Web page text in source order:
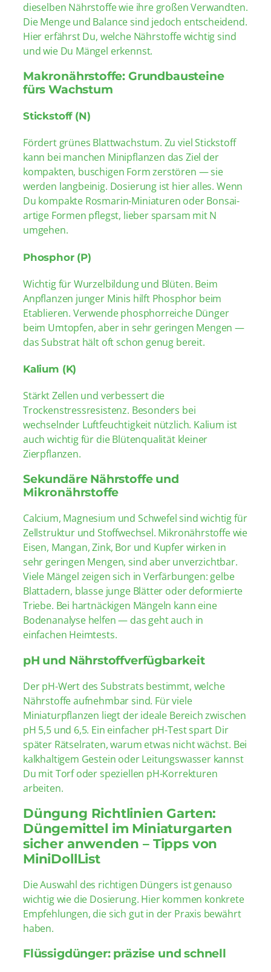
dieselben Nährstoffe wie ihre großen Verwandten.
Die Menge und Balance sind jedoch entscheidend.
Hier erfährst Du, welche Nährstoffe wichtig sind
und wie Du Mängel erkennst.
Makronährstoffe: Grundbausteine
fürs Wachstum
Stickstoff (N)
Fördert grünes Blattwachstum. Zu viel Stickstoff
kann bei manchen Minipflanzen das Ziel der
kompakten, buschigen Form zerstören — sie
werden langbeinig. Dosierung ist hier alles. Wenn
Du kompakte Rosmarin-Miniaturen oder Bonsai-
artige Formen pflegst, lieber sparsam mit N
umgehen.
Phosphor (P)
Wichtig für Wurzelbildung und Blüten. Beim
Anpflanzen junger Minis hilft Phosphor beim
Etablieren. Verwende phosphorreiche Dünger
beim Umtopfen, aber in sehr geringen Mengen —
das Substrat hält oft schon genug bereit.
Kalium (K)
Stärkt Zellen und verbessert die
Trockenstressresistenz. Besonders bei
wechselnder Luftfeuchtigkeit nützlich. Kalium ist
auch wichtig für die Blütenqualität kleiner
Zierpflanzen.
Sekundäre Nährstoffe und
Mikronährstoffe
Calcium, Magnesium und Schwefel sind wichtig für
Zellstruktur und Stoffwechsel. Mikronährstoffe wie
Eisen, Mangan, Zink, Bor und Kupfer wirken in
sehr geringen Mengen, sind aber unverzichtbar.
Viele Mängel zeigen sich in Verfärbungen: gelbe
Blattadern, blasse junge Blätter oder deformierte
Triebe. Bei hartnäckigen Mängeln kann eine
Bodenanalyse helfen — das geht auch in
einfachen Heimtests.
pH und Nährstoffverfügbarkeit
Der pH-Wert des Substrats bestimmt, welche
Nährstoffe aufnehmbar sind. Für viele
Miniaturpflanzen liegt der ideale Bereich zwischen
pH 5,5 und 6,5. Ein einfacher pH-Test spart Dir
später Rätselraten, warum etwas nicht wächst. Bei
kalkhaltigem Gestein oder Leitungswasser kannst
Du mit Torf oder speziellen pH-Korrekturen
arbeiten.
Düngung Richtlinien Garten:
Düngemittel im Miniaturgarten
sicher anwenden – Tipps von
MiniDollList
Die Auswahl des richtigen Düngers ist genauso
wichtig wie die Dosierung. Hier kommen konkrete
Empfehlungen, die sich gut in der Praxis bewährt
haben.
Flüssigdünger: präzise und schnell